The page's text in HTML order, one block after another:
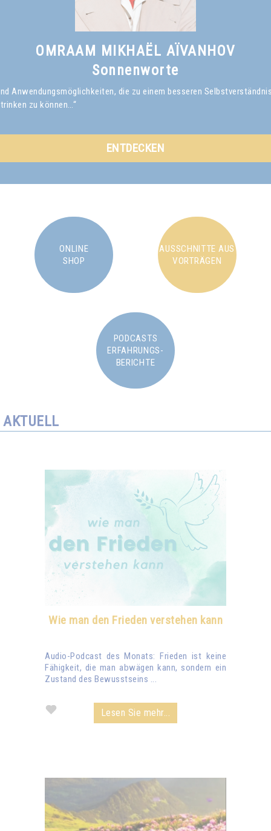
OMRAAM MIKHAËL AÏVANHOV
Sonnenworte
Anwendungsmöglichkeiten, die zu einem besseren
zu können…“
ENTDECKEN
ONLINE
SHOP
AUSSCHNITTE AUS
VORTRÄGEN
PODCASTS
ERFAHRUNGS-
BERICHTE
AKTUELL
Wie man den Frieden verstehen kann
Audio-Podcast des Monats: Frieden ist keine
Fähigkeit, die man abwägen kann, sondern ein
Zustand des Bewusstseins ...
Lesen Sie mehr...